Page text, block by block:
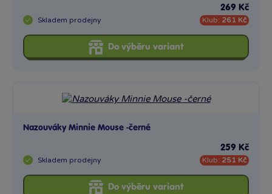
Skladem prodejny
269 Kč
Klub: 261 Kč
Do výběru variant
Nazouváky Minnie Mouse -černé
Skladem prodejny
259 Kč
Klub: 251 Kč
Do výběru variant